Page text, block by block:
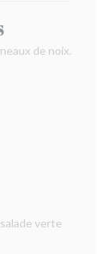
de noix.
verte